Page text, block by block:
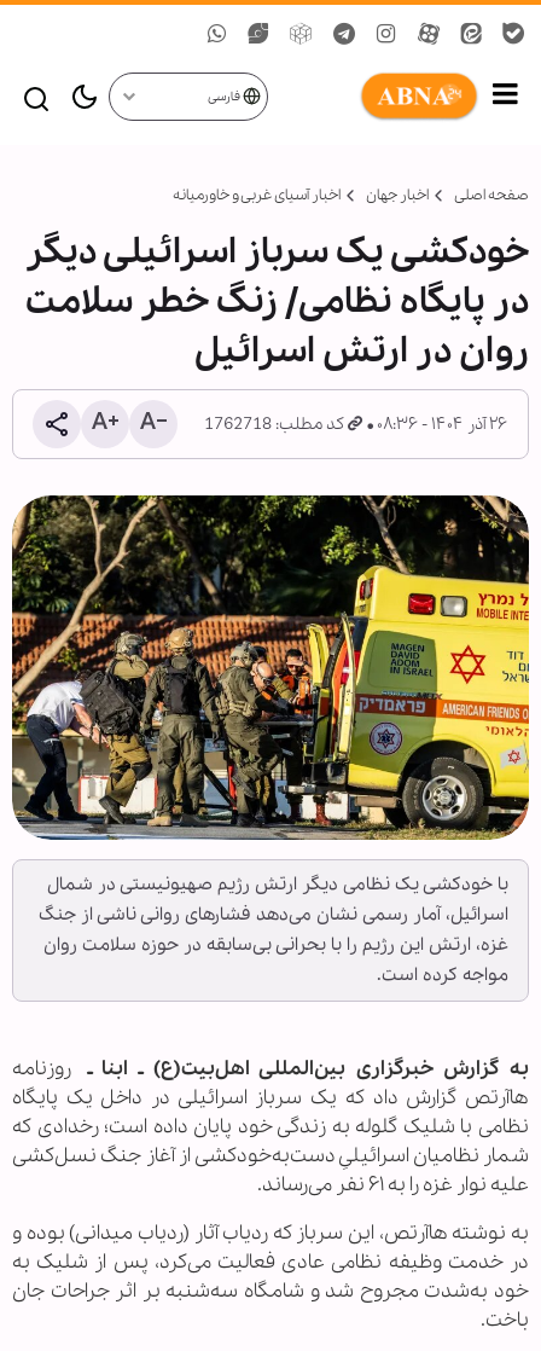
فارسی
صفحه اصلی اخبار جهان اخبار آسیای غربی و خاورمیانه
خودکشی یک سرباز اسرائیلی دیگر
در پایگاه نظامی/ زنگ خطر سلامت
روان در ارتش اسرائیل
۲۶ آذر ۱۴۰۴ - ۰۸:۳۶ کد مطلب: 1762718
با خودکشی یک نظامی دیگر ارتش رژیم صهیونیستی در شمال
اسرائیل، آمار رسمی نشان می‌دهد فشارهای روانی ناشی از جنگ
غزه، ارتش این رژیم را با بحرانی بی‌سابقه در حوزه سلامت روان
مواجه کرده است.
به گزارش خبرگزاری بین‌المللی اهل‌بیت(ع) ـ ابنا ـ روزنامه
هاآرتص گزارش داد که یک سرباز اسرائیلی در داخل یک پایگاه
نظامی با شلیک گلوله به زندگی خود پایان داده است؛ رخدادی که
شمار نظامیان اسرائیلیِ دست‌به‌خودکشی از آغاز جنگ نسل‌کشی
علیه نوار غزه را به ۶۱ نفر می‌رساند.
به نوشته هاآرتص، این سرباز که ردیاب آثار (ردیاب میدانی) بوده و
در خدمت وظیفه نظامی عادی فعالیت می‌کرد، پس از شلیک به
خود به‌شدت مجروح شد و شامگاه سه‌شنبه بر اثر جراحات جان
باخت.